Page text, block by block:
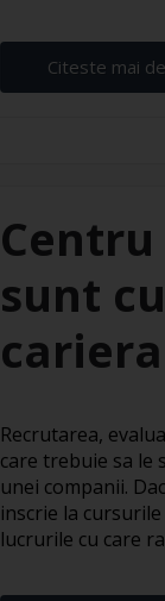
Citeste mai
sunt
Recrutarea,
care trebuie sa le
unei companii.
inscrie la
lucrurile cu care